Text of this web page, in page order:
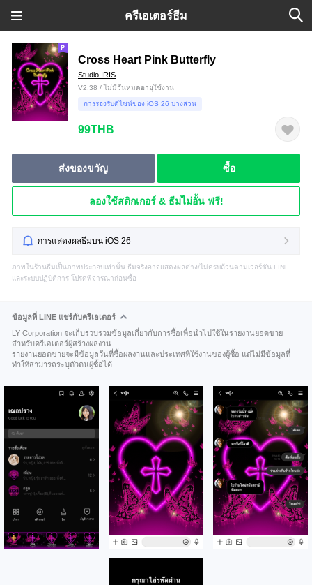
ครีเอเตอร์ธีม
Cross Heart Pink Butterfly
Studio IRIS
V2.38 / ไม่มีวันหมดอายุใช้งาน
การรองรับดีไซน์ของ iOS 26 บางส่วน
99THB
ส่งของขวัญ ซื้อ
ลองใช้สติกเกอร์ & ธีมไม่อั้น ฟรี!
การแสดงผลธีมบน iOS 26
ภาพในร้านธีมเป็นภาพประกอบเท่านั้น ธีมจริงอาจแสดงผลต่าง/ไม่ครบถ้วนตามเวอร์ชัน LINE
และระบบปฏิบัติการ โปรดพิจารณาก่อนซื้อ
ข้อมูลที่ LINE แชร์กับครีเอเตอร์
LY Corporation จะเก็บรวบรวมข้อมูลเกี่ยวกับการซื้อเพื่อนำไปใช้ในรายงานยอดขาย
สำหรับครีเอเตอร์ผู้สร้างผลงาน
รายงานยอดขายจะมีข้อมูลวันที่ซื้อผลงานและประเทศที่ใช้งานของผู้ซื้อ แต่ไม่มีข้อมูลที่
ทำให้สามารถระบุตัวตนผู้ซื้อได้